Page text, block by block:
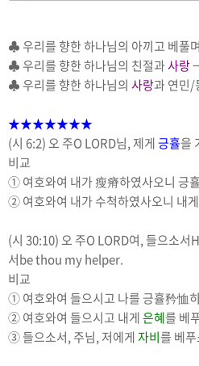
♣우리를 향한 하나님의 아끼고 베풀
♣우리를 향한 하나님의 친절과사랑
♣우리를 향한 하나님의 사랑과 연민/
★★★★★★★
(시 6:2)오 주O LORD님, 제게긍휼을
비교
①여호와여 내가瘦瘠하였사오니 긍휼
②여호와여 내가 수척하였사오니 내게
(시 30:10)오 주O LORD여, 들으소서
서be thou myhelper.
비교
①여호와여 들으시고 나를 긍휼矜恤
②여호와여 들으시고 내게은혜를 베
③들으소서, 주님, 저에게자비를 베